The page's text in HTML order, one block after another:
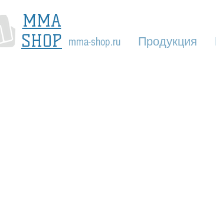
mma-shop.ru Продукция
MMA
SHOP